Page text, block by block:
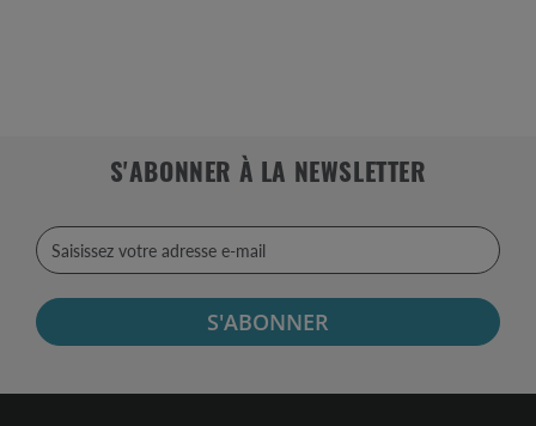
S'ABONNER À LA NEWSLETTER
S'ABONNER